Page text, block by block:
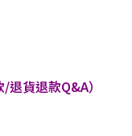
退貨退款Q&A）